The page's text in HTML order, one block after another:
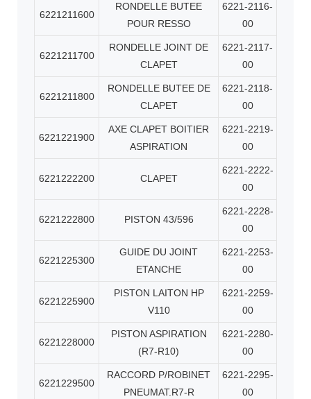
6221211600
RONDELLE BUTEE
POUR RESSO
6221-2116-
00
6221211700
RONDELLE JOINT DE
CLAPET
6221-2117-
00
6221211800
RONDELLE BUTEE DE
CLAPET
6221-2118-
00
6221221900
AXE CLAPET BOITIER
ASPIRATION
6221-2219-
00
6221222200 CLAPET
6221-2222-
00
6221222800 PISTON 43/596
6221-2228-
00
6221225300
GUIDE DU JOINT
ETANCHE
6221-2253-
00
6221225900
PISTON LAITON HP
V110
6221-2259-
00
6221228000
PISTON ASPIRATION
(R7-R10)
6221-2280-
00
6221229500
RACCORD P/ROBINET
PNEUMAT.R7-R
6221-2295-
00